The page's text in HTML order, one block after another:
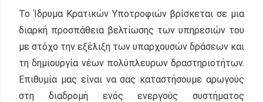
Το Ίδρυμα Κρατικών Υποτροφιών βρίσκεται σε μια
διαρκή προσπάθεια βελτίωσης των υπηρεσιών του
με στόχο την εξέλιξη των υπαρχουσών δράσεων και
τη δημιουργία νέων πολύπλευρων δραστηριοτήτων.
Επιθυμία μας είναι να σας καταστήσουμε αρωγούς
στη διαδρομή ενός ενεργούς συστήματος